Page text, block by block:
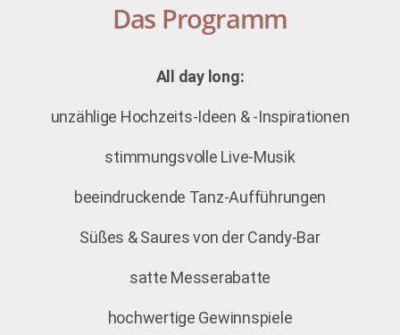
Das Programm
All day long:
unzählige Hochzeits-Ideen & -Inspirationen
stimmungsvolle Live-Musik
beeindruckende Tanz-Aufführungen
Süßes & Saures von der Candy-Bar
satte Messerabatte
hochwertige Gewinnspiele